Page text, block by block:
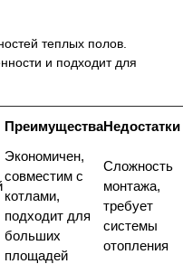
теплых полов.
и подходит для
ПреимуществаНедостатки
Экономичен,
совместим с
котлами,
подходит для
больших
площадей
Сложность
монтажа,
требует
системы
отопления